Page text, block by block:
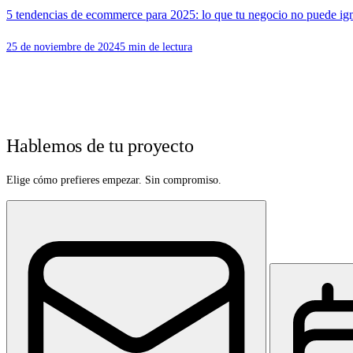
5 tendencias de ecommerce para 2025: lo que tu negocio no puede
25 de noviembre de 20245 min de lectura
Hablemos de tu proyecto
Elige cómo prefieres empezar. Sin compromiso.